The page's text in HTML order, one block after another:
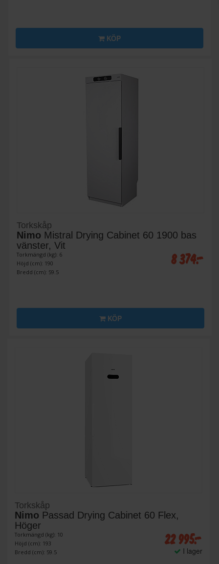
KÖP
Torkskåp
Nimo Mistral Drying Cabinet 60 1900 bas
vänster, Vit
Torkmängd (kg): 6
Höjd (cm): 190
Bredd (cm): 59.5
8 374:-
KÖP
Torkskåp
Nimo Passad Drying Cabinet 60 Flex,
Höger
Torkmängd (kg): 10
Höjd (cm): 193
Bredd (cm): 59.5
22 995:-
I lager